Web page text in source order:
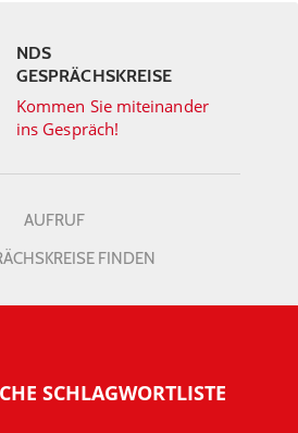
NDS
GESPRÄCHSKREISE
Kommen Sie miteinander
ins Gespräch!
AUFRUF
FINDEN
SCHLAGWORTLISTE